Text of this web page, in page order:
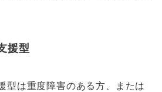
援型
型は重度障害のある方、または